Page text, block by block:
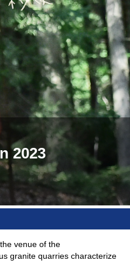
2023
venue of the
granite quarries characterize